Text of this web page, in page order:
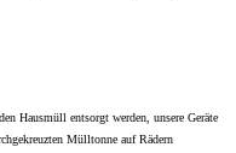
Hausmüll entsorgt werden, unsere Geräte
Mülltonne auf Rädern